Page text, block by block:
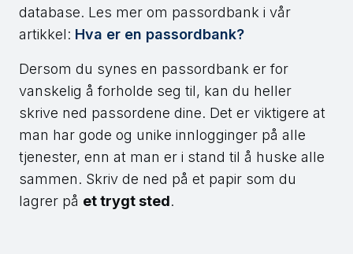
database. Les mer om passordbank i vår
artikkel: Hva er en passordbank?
Dersom du synes en passordbank er for
vanskelig å forholde seg til, kan du heller
skrive ned passordene dine. Det er viktigere at
man har gode og unike innlogginger på alle
tjenester, enn at man er i stand til å huske alle
sammen. Skriv de ned på et papir som du
lagrer på et trygt sted.